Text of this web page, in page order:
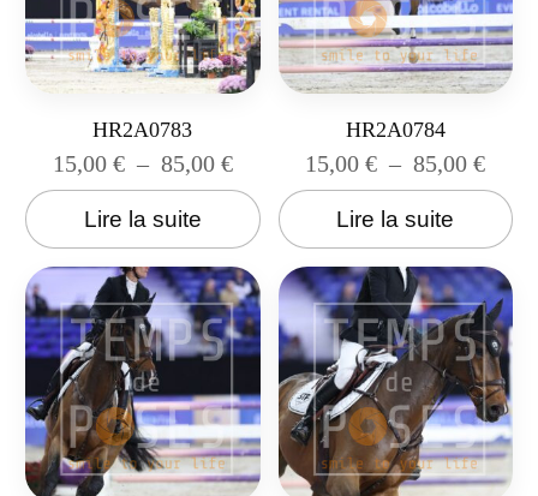
HR2A0783
15,00 € – 85,00 €
Lire la suite
HR2A0784
15,00€ – 85,00€
Lire la suite